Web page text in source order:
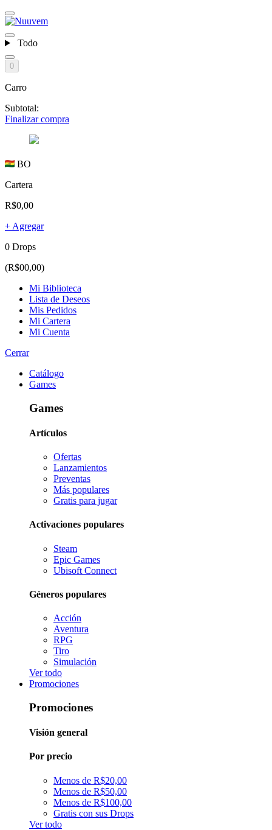
Todo
0
Carro
Subtotal:
Finalizar compra
BO
Cartera
R$0,00
+ Agregar
0 Drops
(R$00,00)
Mi Biblioteca
Lista de Deseos
Mis Pedidos
Mi Cartera
Mi Cuenta
Cerrar
Catálogo
Games
Games
Artículos
Ofertas
Lanzamientos
Preventas
Más populares
Gratis para jugar
Activaciones populares
Steam
Epic Games
Ubisoft Connect
Géneros populares
Acción
Aventura
RPG
Tiro
Simulación
Ver todo
Promociones
Promociones
Visión general
Por precio
Menos de R$20,00
Menos de R$50,00
Menos de R$100,00
Gratis con sus Drops
Ver todo